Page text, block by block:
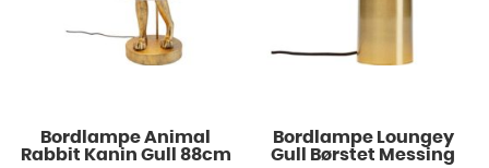
Bordlampe Animal
Rabbit Kanin Gull 88cm
Bordlampe Loungey
Gull Børstet Messing